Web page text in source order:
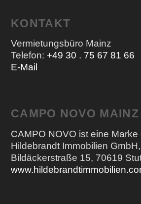
KONTAKT
Vermietungsbüro Mainz
Telefon: +49 30 . 75 67 81 66
E-Mail
CAMPO NOVO MAINZ
CAMPO NOVO ist eine Marke
Hildebrandt Immobilien GmbH,
Bildäckerstraße 15, 70619